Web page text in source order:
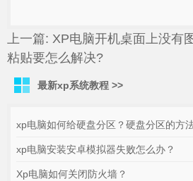
上一篇: XP电脑开机桌面上没有
粘贴要怎么解决?
最新xp系统教程 >>
xp电脑如何给硬盘分区？硬盘分区的方
xp电脑安装安卓模拟器失败怎么办？
Xp电脑如何关闭防火墙？